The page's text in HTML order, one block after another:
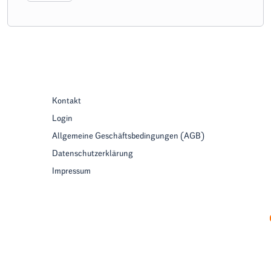
Kontakt
Login
Allgemeine Geschäftsbedingungen (AGB)
Datenschutzerklärung
Impressum